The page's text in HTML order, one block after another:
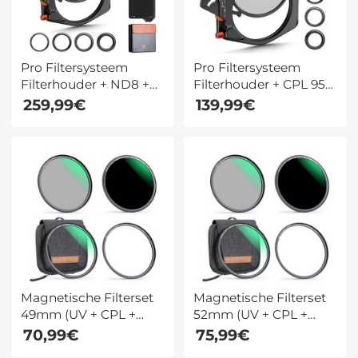
Pro Filtersysteem
Filterhouder + ND8 +
ND64 + ND1000 +CPL
Filter + 4
Cameralens
259,99€
Pro Filtersysteem
Filterhouder + CPL 95
mm+ Square ND1000
Filter + 4
Cameralens
139,99€
Magnetische Filterset
49mm (UV + CPL +
ND1000 + Basisring) 1s
70,99€
Magnetische Filterset
52mm (UV + CPL +
ND1000 + Basisring) 1s
75,99€